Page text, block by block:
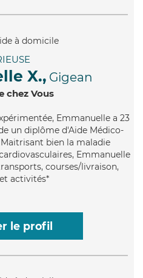
X., Gigean
chez Vous
Emmanuelle a 23
un diplôme d'Aide Médico-
bien la maladie
Emmanuelle
courses/livraison,
activités*
le profil